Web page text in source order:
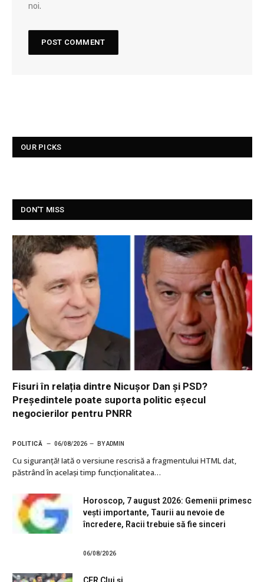
noi.
OUR PICKS
DON'T MISS
Fisuri în relația dintre Nicușor Dan și PSD?
Președintele poate suporta politic eșecul
negocierilor pentru PNRR
POLITICĂ 06/08/2026 BYADMIN
Cu siguranţă! Iată o versiune rescrisă a fragmentului HTML dat,
păstrând în același timp funcționalitatea…
Horoscop, 7 august 2026: Gemenii primesc
vești importante, Taurii au nevoie de
încredere, Racii trebuie să fie sinceri
06/08/2026
CFR Cluj și